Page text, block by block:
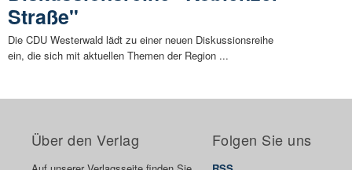
Straße"
Die CDU Westerwald lädt zu einer neuen Diskussionsreihe
ein, die sich mit aktuellen Themen der Region ...
Über den Verlag Folgen Sie uns